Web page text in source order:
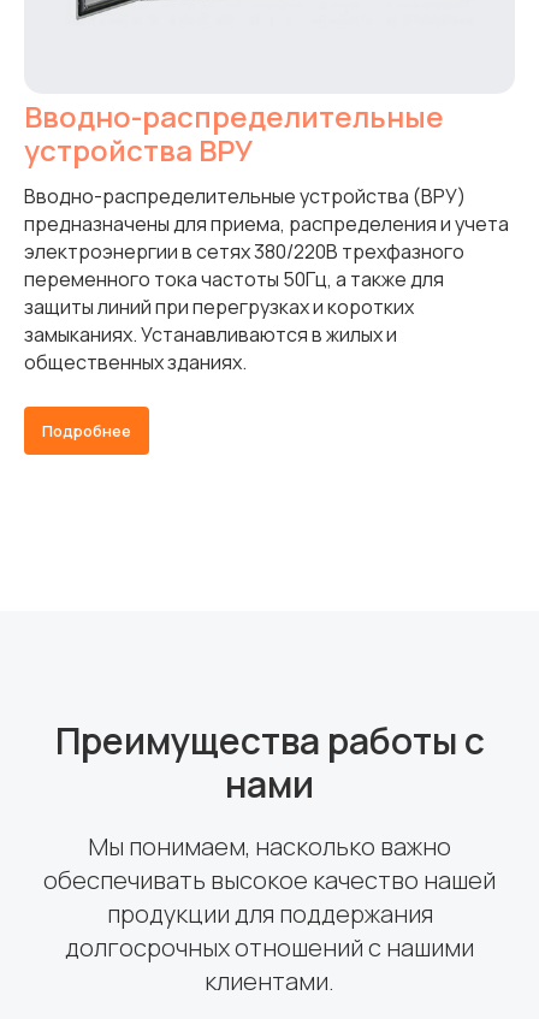
Вводно-распределительные
устройства ВРУ
Вводно-распределительные устройства (ВРУ)
предназначены для приема, распределения и учета
электроэнергии в сетях 380/220В трехфазного
переменного тока частоты 50Гц, а также для
защиты линий при перегрузках и коротких
замыканиях. Устанавливаются в жилых и
общественных зданиях.
Подробнее
Преимущества работы с
нами
Мы понимаем, насколько важно
обеспечивать высокое качество нашей
продукции для поддержания
долгосрочных отношений с нашими
клиентами.